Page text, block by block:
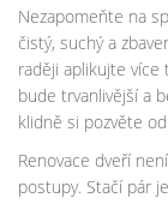
Nezapomeňte na
čistý, suchý a
raději aplikujte více
bude trvanlivější a
klidně si pozvěte
Renovace dveří
postupy. Stačí pár